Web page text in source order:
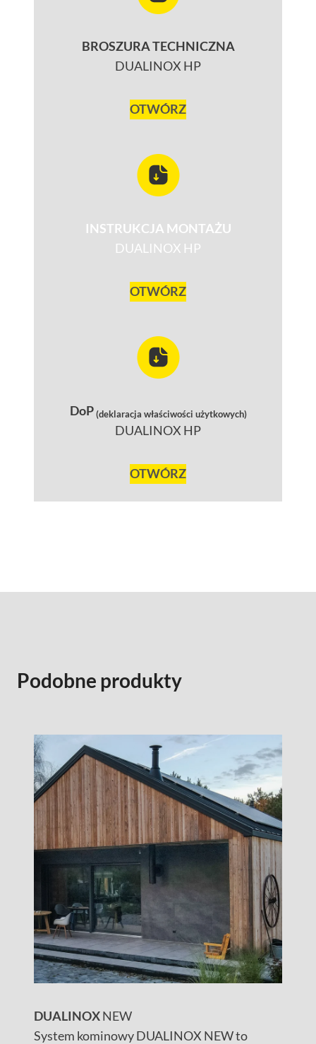
BROSZURA TECHNICZNA
DUALINOX HP
OTWÓRZ
INSTRUKCJA MONTAŻU
DUALINOX HP
OTWÓRZ
DoP(deklaracja właściwości użytkowych)
DUALINOX HP
OTWÓRZ
Podobne produkty
DUALINOXNEW
System kominowy DUALINOX NEW to